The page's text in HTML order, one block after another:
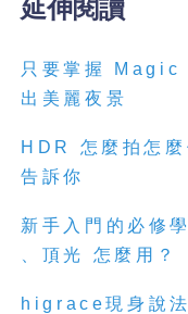
延伸閱讀
只要掌握 Magic
出美麗夜景
HDR 怎麼拍怎
告訴你
新手入門的必修
、頂光 怎麼用？
higrace現身說法